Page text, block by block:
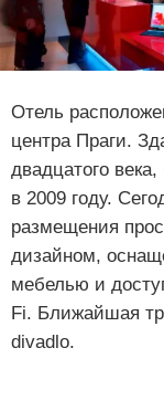
Отель
центра Праги.
двадцатого
в 2009 году.
размещения
дизайном,
мебелью и
Fi. Ближайшая
divadlo.